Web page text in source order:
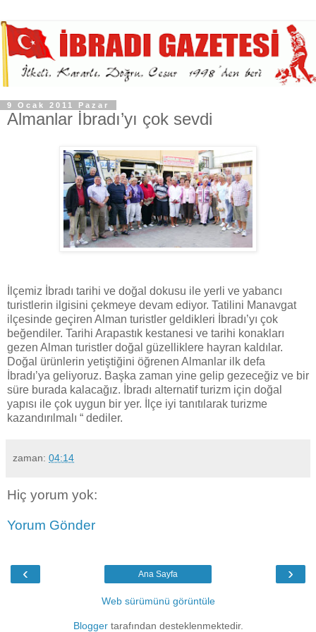
9 Ocak 2011 Pazar
Almanlar İbradı’yı çok sevdi
İlçemiz İbradı tarihi ve doğal dokusu ile yerli ve yabancı
turistlerin ilgisini çekmeye devam ediyor. Tatilini Manavgat
ilçesinde geçiren Alman turistler geldikleri İbradı’yı çok
beğendiler. Tarihi Arapastık kestanesi ve tarihi konakları
gezen Alman turistler doğal güzelliklere hayran kaldılar.
Doğal ürünlerin yetiştiğini öğrenen Almanlar ilk defa
İbradı’ya geliyoruz. Başka zaman yine gelip gezeceğiz ve bir
süre burada kalacağız. İbradı alternatif turizm için doğal
yapısı ile çok uygun bir yer. İlçe iyi tanıtılarak turizme
kazandırılmalı “ dediler.
zaman: 04:14
Hiç yorum yok:
Yorum Gönder
‹ ›
Ana Sayfa
Web sürümünü görüntüle
Bloggertarafından desteklenmektedir.